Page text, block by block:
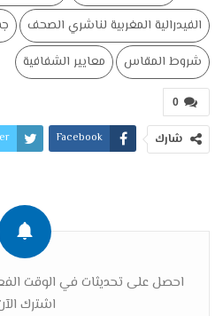
الفيدرالية المغربية لناشري الصحف
شروط المقاس
معايير الشفافية
0
شارك Facebook
احصل على تحديثات في الوقت
اشترك